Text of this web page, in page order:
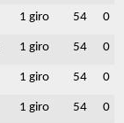
1 giro 54 0
1 giro 54 0
1 giro 54 0
1 giro 54 0